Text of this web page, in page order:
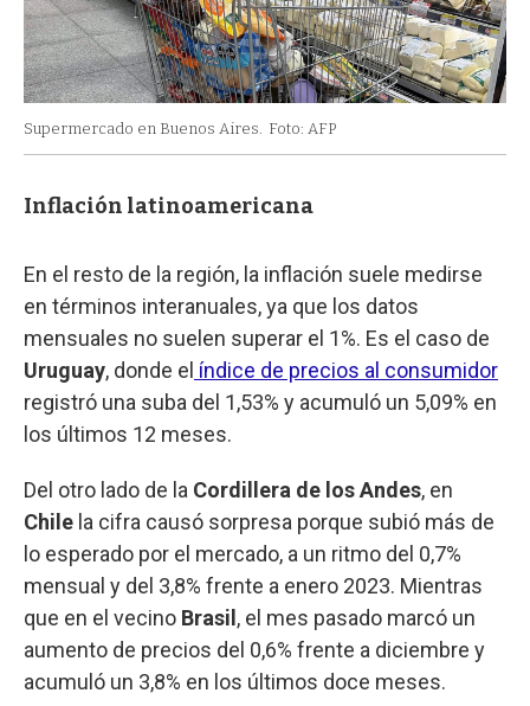
Supermercado en Buenos Aires. Foto: AFP
Inflación latinoamericana
En el resto de la región, la inflación suele medirse
en términos interanuales, ya que los datos
mensuales no suelen superar el 1%. Es el caso de
Uruguay, donde el índice de precios al consumidor
registró una suba del 1,53% y acumuló un 5,09% en
los últimos 12 meses.
Del otro lado de la Cordillera de los Andes, en
Chile la cifra causó sorpresa porque subió más de
lo esperado por el mercado, a un ritmo del 0,7%
mensual y del 3,8% frente a enero 2023. Mientras
que en el vecino Brasil, el mes pasado marcó un
aumento de precios del 0,6% frente a diciembre y
acumuló un 3,8% en los últimos doce meses.